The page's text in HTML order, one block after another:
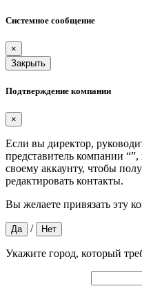
Системное сообщение
×
Закрыть
Подтверждение компании
×
Если вы директор,
представитель компании “”,
своему аккаунту, чтобы
редактировать контакты.
Вы желаете привязать эту
Да / Нет
Укажите город, который